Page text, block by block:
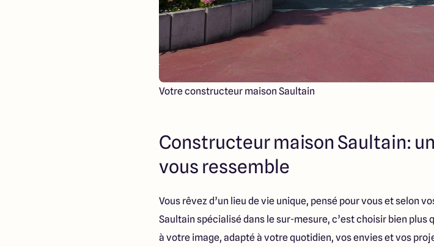
Votre constructeur maison Saultain
Constructeur maison Saultain:
vous ressemble
Vous rêvez d’un lieu de vie unique, pensé pour vous et selon
Saultain spécialisé dans le sur-mesure, c’est choisir bien plus
à votre image, adapté à votre quotidien, vos envies et vos